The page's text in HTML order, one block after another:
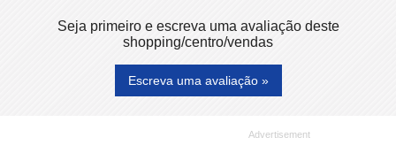
Seja primeiro e escreva uma avaliação deste
shopping/centro/vendas
Escreva uma avaliação »